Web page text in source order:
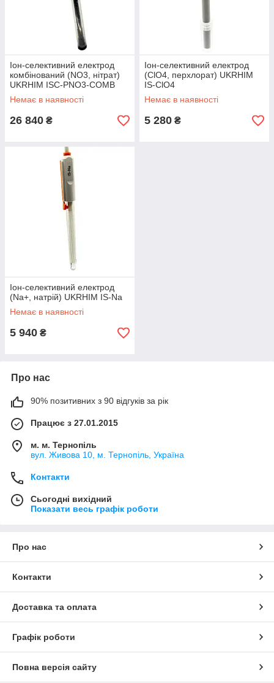
Іон-селективний електрод
комбінований (NO3, нітрат)
UKRHIM ISC-PNO3-COMB
Немає в наявності
26 840 ₴
Іон-селективний електрод
(ClO4, перхлорат) UKRHIM
IS-ClO4
Немає в наявності
5 280 ₴
Іон-селективний електрод
(Na+, натрій) UKRHIM IS-Na
Немає в наявності
5 940 ₴
Про нас
90% позитивних з 90 відгуків за рік
Працює з 27.01.2015
м. м. Тернопіль
вул. Живова 10, м. Тернопіль, Україна
Контакти
Сьогодні вихідний
Показати весь графік роботи
Про нас
Контакти
Доставка та оплата
Графік роботи
Повна версія сайту